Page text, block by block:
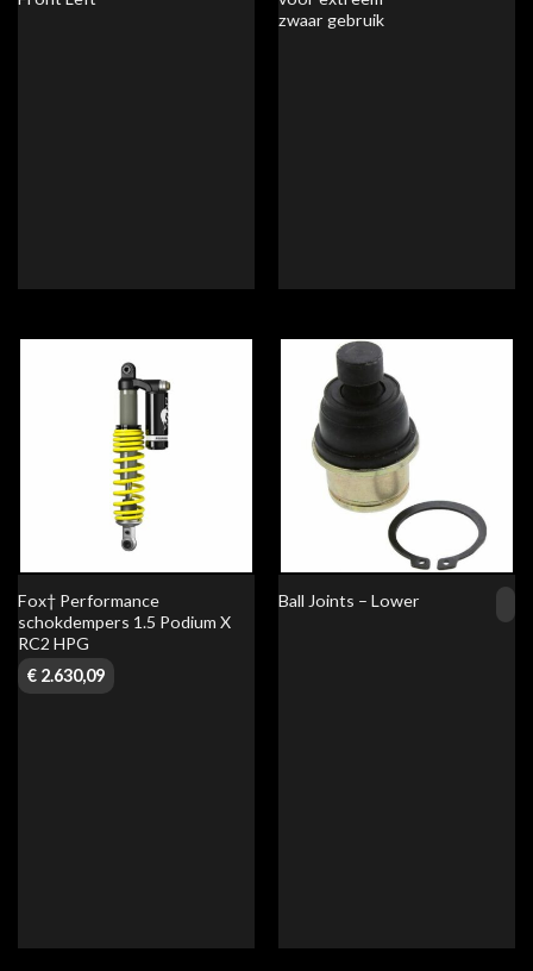
zwaar gebruik
Fox† Performance
schokdempers 1.5 Podium X
RC2 HPG
€2.630,09
Ball Joints – Lower